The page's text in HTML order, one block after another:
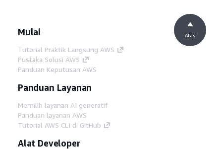
Mulai
Tutorial Praktik Langsung AWS
Pustaka Solusi AWS
Panduan Keputusan AWS
Panduan Layanan
Memilih layanan AI generatif
Panduan layanan AWS
Tutorial AWS CLI di GitHub
Alat Developer
Atas